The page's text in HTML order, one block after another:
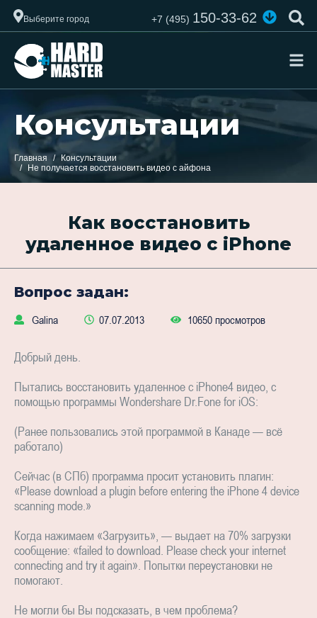
Выберите город +7 (495)150-33-62
Консультации
Главная
Консультации
Не получается восстановить видео с айфона
Как восстановить
удаленное видео с iPhone
Вопрос задан:
Galina 07.07.2013 10650 просмотров
Добрый день.
Пытались восстановить удаленное с iPhone4 видео, с
помощью программы Wondershare Dr.Fone for iOS:
(Ранее пользовались этой программой в Канаде — всё
работало)
Сейчас (в СПб) программа просит установить плагин:
«Please download a plugin before entering the iPhone 4 device
scanning mode.»
Когда нажимаем «Загрузить», — выдает на 70% загрузки
сообщение: «failed to download. Please check your internet
connecting and try it again». Попытки переустановки не
помогают.
Не могли бы Вы подсказать, в чем проблема?